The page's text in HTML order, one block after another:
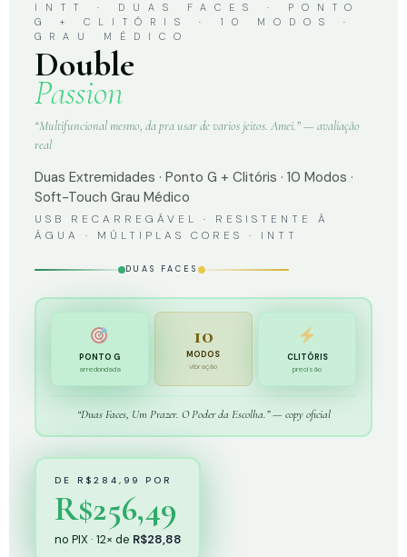
INTT · DUAS FACES · PONTO
G + CLITÓRIS · 10 MODOS ·
GRAU MÉDICO
Double
Passion
“Multifuncional mesmo, da pra usar de varios jeitos. Amei.” — avaliação
real
Duas Extremidades · Ponto G + Clitóris · 10 Modos ·
Soft-Touch Grau Médico
USB RECARREGÁVEL · RESISTENTE À
ÁGUA · MÚLTIPLAS CORES · INTT
DUAS FACES
PONTO G
arredondada
10
MODOS
vibração
CLITÓRIS
precisão
“Duas Faces, Um Prazer. O Poder da Escolha.” — copy oficial
DE R$284,99 POR
R$256,49
no PIX · 12× de R$28,88